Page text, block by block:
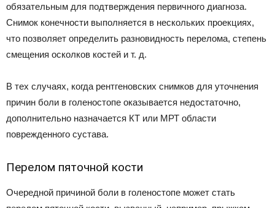
обязательным для подтверждения первичного диагноза.
Снимок конечности выполняется в нескольких проекциях,
что позволяет определить разновидность перелома, степень
смещения осколков костей и т. д.
В тех случаях, когда рентгеновских снимков для уточнения
причин боли в голеностопе оказывается недостаточно,
дополнительно назначается КТ или МРТ области
поврежденного сустава.
Перелом пяточной кости
Очередной причиной боли в голеностопе может стать